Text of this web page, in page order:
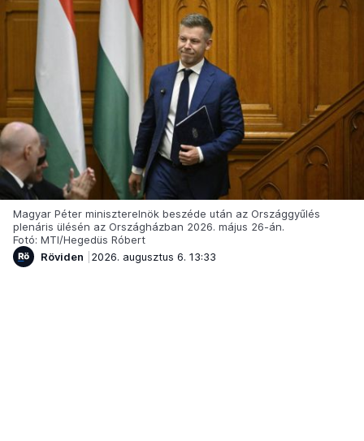
Magyar Péter miniszterelnök beszéde után az Országgyűlés
plenáris ülésén az Országházban 2026. május 26-án.
Fotó: MTI/Hegedüs Róbert
Röviden
2026. augusztus 6. 13:33